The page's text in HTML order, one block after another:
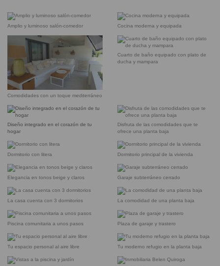
Amplio y luminoso salón-comedor Cocina moderna y equipada
Comodidades con un toque mediterráneo
Cuarto de baño equipado con plato de
ducha y mampara
Diseño integrado en el corazón de tu
hogar
Disfruta de las comodidades que te
ofrece una planta baja
Dormitorio con litera Dormitorio principal de la vivienda
Elegancia en tonos beige y claros Garaje subterráneo cerrado
La casa cuenta con 3 dormitorios La comodidad de una planta baja
Piscina comunitaria a unos pasos Plaza de garaje y trastero
Tu espacio personal al aire libre Tu moderno refugio en la planta baja